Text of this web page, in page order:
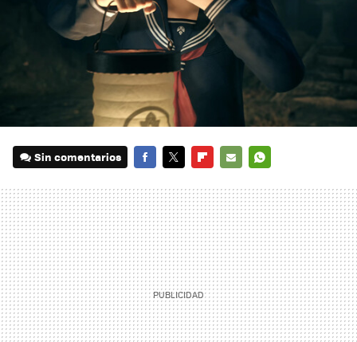
Sin comentarios
MAIL